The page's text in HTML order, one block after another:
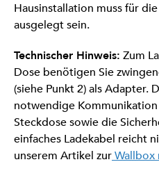
Hausinstallation muss für
ausgelegt sein.
Technischer Hinweis: Zum
Dose benötigen Sie
(siehe Punkt 2) als Adapter.
notwendige
Steckdose sowie die
einfaches Ladekabel reicht
unserem Artikel zurWallbox